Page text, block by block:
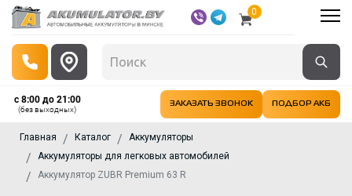
0
с 8:00 до 21:00
(без выходных)
ЗАКАЗАТЬ ЗВОНОК ПОДБОР АКБ
Главная Каталог
Аккумуляторы
Аккумуляторы для легковых автомобилей
Аккумулятор ZUBR Premium 63 R